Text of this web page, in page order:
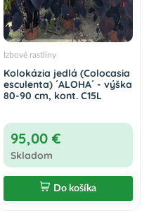
Izbové rastliny
Kolokázia jedlá (Colocasia
esculenta) ´ALOHA´ - výška
80-90 cm, kont. C15L
95,00 €
Skladom
Do košíka